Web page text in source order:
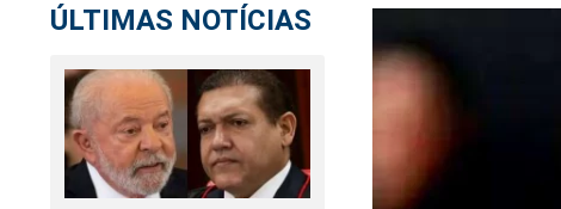
ÚLTIMAS NOTÍCIAS